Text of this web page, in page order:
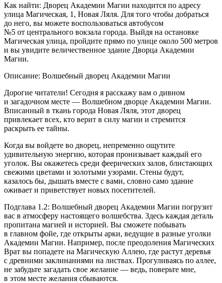
Как найти: Дворец Академии Магии находится по адресу
улица Магическая, 1, Новая Ляля. Для того чтобы добраться
до него, вы можете воспользоваться автобусом
№5 от центрального вокзала города. Выйдя на остановке
Магическая улица, пройдите прямо по улице около 500 метров
и вы увидите величественное здание Дворца Академии
Магии.
Описание: Волшебный дворец Академии Магии
Дорогие читатели! Сегодня я расскажу вам о дивном
и загадочном месте — Волшебном дворце Академии Магии.
Вписанный в ткань города Новая Ляля, этот дворец
привлекает всех, кто верит в силу магии и стремится
раскрыть ее тайны.
Когда вы войдете во дворец, непременно ощутите
удивительную энергию, которая пронизывает каждый его
уголок. Вы окажетесь среди феерических залов, блистающих
свежими цветами и золотыми узорами. Стены будут,
казалось бы, дышать вместе с вами, словно само здание
оживает и приветствует новых посетителей.
Подглава 1.2: Волшебный дворец Академии Магии погрузит
вас в атмосферу настоящего волшебства. Здесь каждая деталь
пропитана магией и историей. Вы сможете побывать
в главном фойе, где открыты арки, ведущие в разные уголки
Академии Магии. Например, после преодоления Магических
Врат вы попадете на Магическую Аллею, где растут деревья
с древними заклинаниями на листвах. Прогуливаясь по аллее,
не забудьте загадать свое желание — ведь, поверьте мне,
в этом месте желания сбываются.